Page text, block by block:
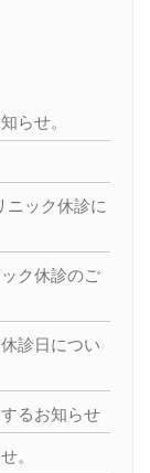
らせ。
ック休診に
ク休診のご
診日につい
るお知らせ
。